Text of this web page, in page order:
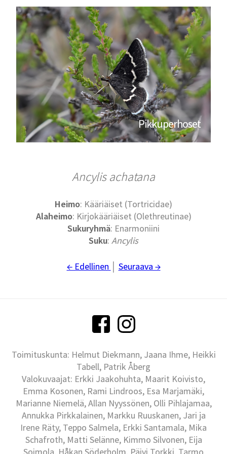
Pikkuperhoset
Ancylis achatana
Heimo: Kääriäiset (Tortricidae)
Alaheimo: Kirjokääriäiset (Olethreutinae)
Sukuryhmä: Enarmoniini
Suku: Ancylis
← Edellinen Seuraava →
Toimituskunta: Helmut Diekmann, Jaana Ihme, Heikki
Tabell, Patrik Åberg
Valokuvaajat: Erkki Jaakohuhta, Maarit Koivisto,
Emma Kosonen, Rami Lindroos, Esa Marjamäki,
Marianne Niemelä, Allan Nyyssönen, Olli Pihlajamaa,
Annukka Pirkkalainen, Markku Ruuskanen, Jari ja
Irene Räty, Teppo Salmela, Erkki Santamala, Mika
Schafroth, Matti Selänne, Kimmo Silvonen, Eija